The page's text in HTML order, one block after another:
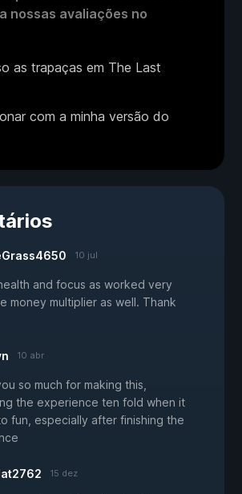
nossas avaliações no
as trapaças em The Last
com a minha versão do
10 jul
and focus as worked very
money multiplier as well. Thank
10 abr
so much for making this,
the experience ten fold when it
fun, especially after finishing the
15 dez